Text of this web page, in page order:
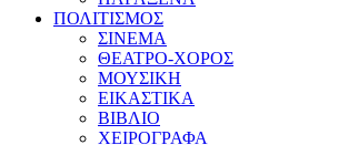
ΠΟΛΙΤΙΣΜΟΣ
ΣΙΝΕΜΑ
ΘΕΑΤΡΟ-ΧΟΡΟΣ
ΜΟΥΣΙΚΗ
ΕΙΚΑΣΤΙΚΑ
ΒΙΒΛΙΟ
ΧΕΙΡΟΓΡΑΦΑ